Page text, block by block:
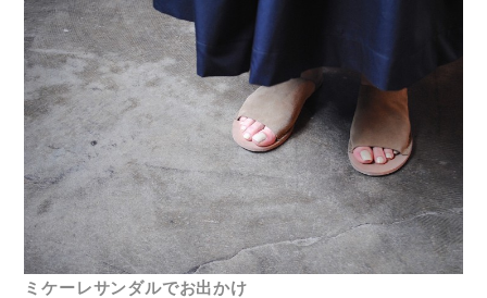
ミケーレサンダルでお出かけ